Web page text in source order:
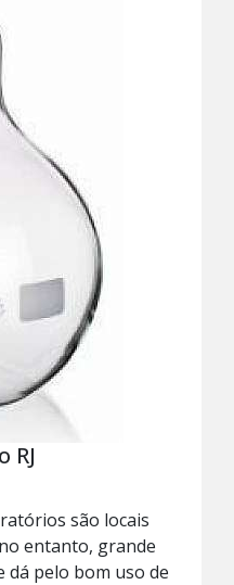
são locais
entanto, grande
dá pelo bom uso de